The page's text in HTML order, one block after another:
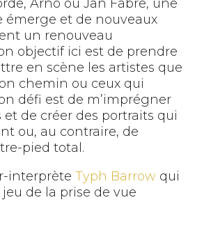
Arno ou Jan Fabre, une
émerge et de nouveaux
un renouveau
objectif ici est de prendre
en scène les artistes que
chemin ou ceux qui
défi est de m’imprégner
de créer des portraits qui
ou, au contraire, de
pied total.
interprèteTyph Barrow qui
de la prise de vue